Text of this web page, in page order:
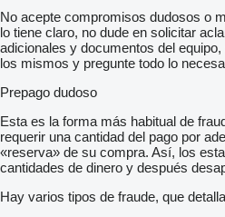
No acepte compromisos dudosos o
lo tiene claro, no dude en solicitar
adicionales y documentos del
los mismos y pregunte todo lo
Prepago dudoso
Esta es la forma más habitual de
requerir una cantidad del pago por
«reserva» de su compra. Así, los
cantidades de dinero y después
Hay varios tipos de fraude, que